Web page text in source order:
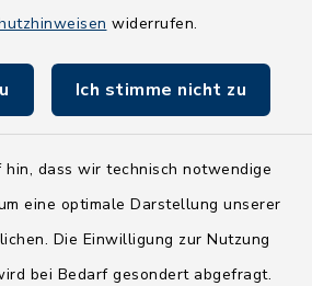
widerrufen.
Ich stimme nicht zu
dass wir technisch notwendige
eine optimale Darstellung unserer
Die Einwilligung zur Nutzung
bei Bedarf gesondert abgefragt.
Karen Wilcken-